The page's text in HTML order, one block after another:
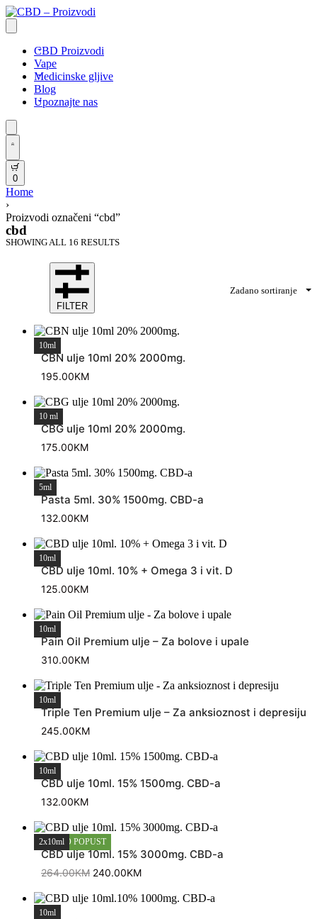
CBD Proizvodi
Vape
Medicinske gljive
Blog
Upoznajte nas
0
Home
›
Proizvodi označeni “cbd”
cbd
SHOWING ALL 16 RESULTS
Zadano sortiranje
FILTER
10ml
CBN ulje 10ml 20% 2000mg.
195.00KM
10 ml
CBG ulje 10ml 20% 2000mg.
175.00KM
5ml
Pasta 5ml. 30% 1500mg. CBD-a
132.00KM
10ml
CBD ulje 10ml. 10% + Omega 3 i vit. D
125.00KM
10ml
Pain Oil Premium ulje – Za bolove i upale
310.00KM
10ml
Triple Ten Premium ulje – Za anksioznost i depresiju
245.00KM
10ml
CBD ulje 10ml. 15% 1500mg. CBD-a
132.00KM
KOMBO POPUST
2x10ml
CBD ulje 10ml. 15% 3000mg. CBD-a
264.00KM Izvorna
bila
je:
240.00KMTrenutna
je:
240.00KM.
10ml